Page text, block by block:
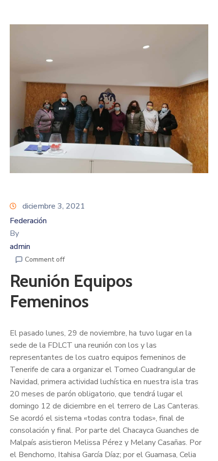
diciembre 3, 2021
Federación
By
admin
Comment off
Reunión Equipos
Femeninos
El pasado lunes, 29 de noviembre, ha tuvo lugar en la
sede de la FDLCT una reunión con los y las
representantes de los cuatro equipos femeninos de
Tenerife de cara a organizar el Torneo Cuadrangular de
Navidad, primera actividad luchística en nuestra isla tras
20 meses de parón obligatorio, que tendrá lugar el
domingo 12 de diciembre en el terrero de Las Canteras.
Se acordó el sistema «todas contra todas», final de
consolación y final. Por parte del Chacayca Guanches de
Malpaís asistieron Melissa Pérez y Melany Casañas. Por
el Benchomo, Itahisa García Díaz; por el Guamasa, Celia